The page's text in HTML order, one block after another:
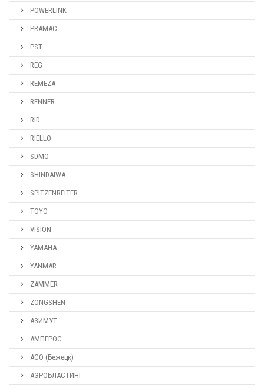
POWERLINK
PRAMAC
PST
REG
REMEZA
RENNER
RID
RIELLO
SDMO
SHINDAIWA
SPITZENREITER
TOYO
VISION
YAMAHA
YANMAR
ZAMMER
ZONGSHEN
АЗИМУТ
АМПЕРОС
АСО (Бежецк)
АЭРОБЛАСТИНГ